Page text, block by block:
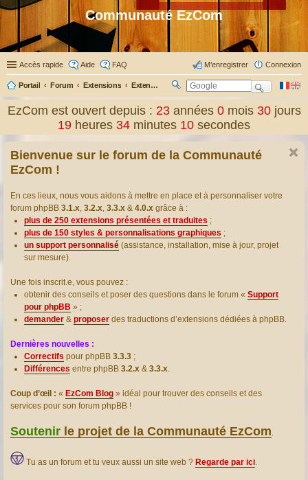
Communauté EzCom
Accès rapide Aide FAQ Connexion
M’enregistrer
Portail Forum Extensions Extensions présentées & traduites
ec
ch
er
EzCom est ouvert depuis : 23 années0 mois30 jours
19 heures 34 minutes 11 secondes
Bienvenue sur le forum de la Communauté
EzCom !
En ces lieux, nous vous aidons à mettre en place et à personnaliser votre
forum phpBB 3.1.x, 3.2.x, 3.3.x & 4.0.x grâce à :
plus de 250 extensions présentées et traduites ;
plus de 150 styles & personnalisations graphiques ;
un support personnalisé (assistance, installation, mise à jour, projet
sur mesure).
Une fois inscrit.e, vous pouvez :
obtenir des conseils et poser des questions dans le forum « Support
pour phpBB » ;
demander & proposer des traductions d’extensions dédiées à phpBB.
Dernières nouvelles :
Correctifs pour phpBB 3.3.3 ;
Différences entre phpBB 3.2.x & 3.3.x.
Coup d’œil : « EzCom Blog » idéal pour trouver des conseils et des
services pour son forum phpBB !
Soutenir le projet de la Communauté EzCom.
Tu as un forum et tu veux aussi un site web ? Regarde par ici.